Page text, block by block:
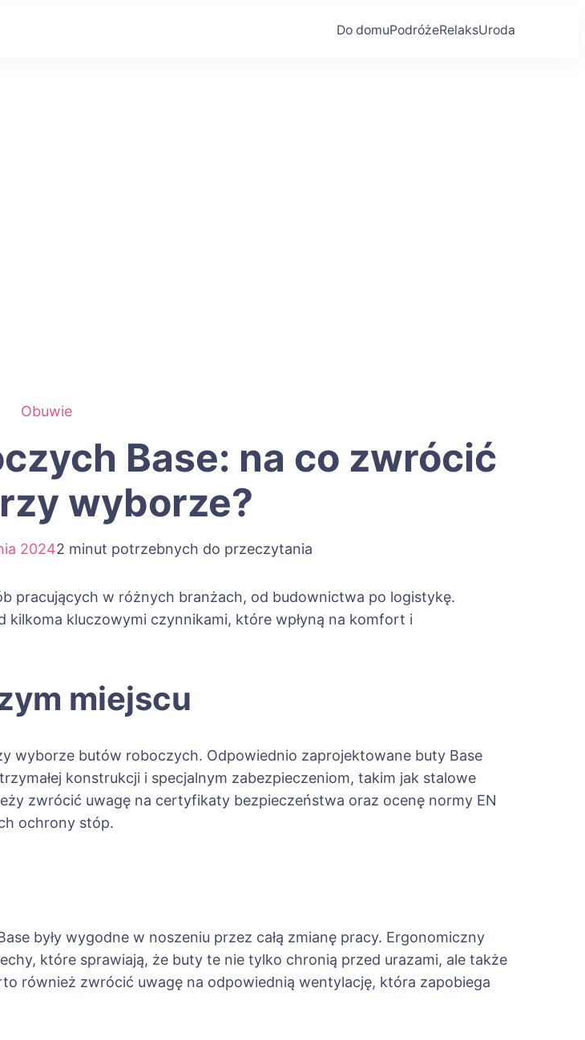
Do domuPodróżeRelaksUroda
Obuwie
Base: na co zwrócić
wyborze?
20242 minut potrzebnych do przeczytania
pracujących w różnych branżach, od budownictwa po logistykę.
kluczowymi czynnikami, które wpłyną na komfort i
miejscu
wyborze butów roboczych. Odpowiednio zaprojektowane buty Base
konstrukcji i specjalnym zabezpieczeniom, takim jak stalowe
zwrócić uwagę na certyfikaty bezpieczeństwa oraz ocenę normy EN
ochrony stóp.
były wygodne w noszeniu przez całą zmianę pracy. Ergonomiczny
które sprawiają, że buty te nie tylko chronią przed urazami, ale także
również zwrócić uwagę na odpowiednią wentylację, która zapobiega